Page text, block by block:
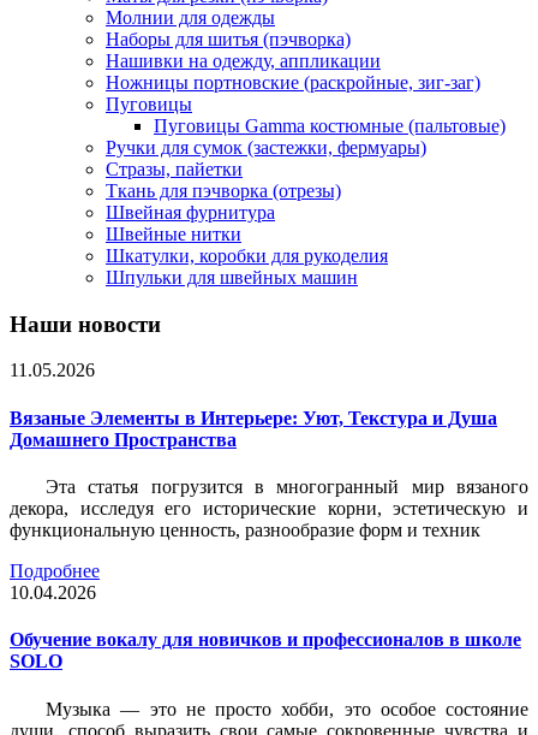
Молнии для одежды
Наборы для шитья (пэчворка)
Нашивки на одежду, аппликации
Ножницы портновские (раскройные, зиг-заг)
Пуговицы
Пуговицы Gamma костюмные (пальтовые)
Ручки для сумок (застежки, фермуары)
Стразы, пайетки
Ткань для пэчворка (отрезы)
Швейная фурнитура
Швейные нитки
Шкатулки, коробки для рукоделия
Шпульки для швейных машин
Наши новости
11.05.2026
Вязаные Элементы в Интерьере: Уют, Текстура и Душа
Домашнего Пространства
Эта статья погрузится в многогранный мир вязаного
декора, исследуя его исторические корни, эстетическую и
функциональную ценность, разнообразие форм и техник
Подробнее
10.04.2026
Обучение вокалу для новичков и профессионалов в школе
SOLO
Музыка — это не просто хобби, это особое состояние
души, способ выразить свои самые сокровенные чувства и